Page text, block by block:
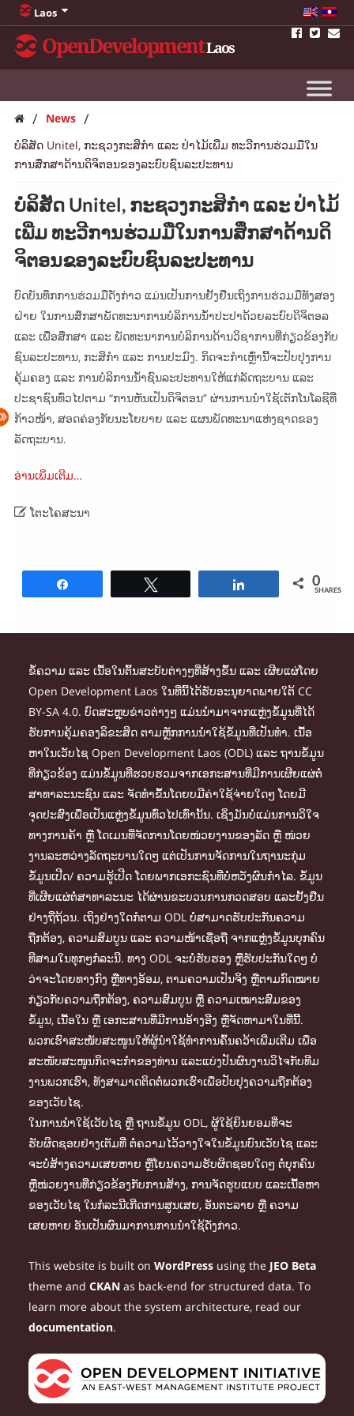
Laos
OpenDevelopmentLaos
/ News /
ບໍລິສັດ Unitel, ກະ​ຊວງ​ກະ​ສິ​ກຳ ​ແລະ​ ປ່າ​ໄມ້​ເພີ່ມ​ ທະ​ວີ​ການ​ຮ່ວມ​ມື​ໃນ​
ການ​ສຶກ​ສາ​ດ້ານ​ດິ​ຈິ​ຕອນ​ຂອງ​ລະ​ບົບ​ຊົນ​ລະ​ປະ​ທານ
ບໍລິສັດ Unitel, ກະ​ຊວງ​ກະ​ສິ​ກຳ ​ແລະ​ ປ່າ​ໄມ້​
ເພີ່ມ​ ທະ​ວີ​ການ​ຮ່ວມ​ມື​ໃນ​ການ​ສຶກ​ສາ​ດ້ານ​ດິ​
ຈິ​ຕອນ​ຂອງ​ລະ​ບົບ​ຊົນ​ລະ​ປະ​ທານ
ບົດບັນທຶກການຮ່ວມມືດັ່ງກ່າວ ແມ່ນເປັນການຢັ້ງຢືນເຖິງການຮ່ວມມືທັງສອງ
ຝ່າຍ ໃນການສຶກສາພັດທະນາການບໍລິການນໍ້າປະປາດ້ວຍລະບົບດິຈິຕອລ
ແລະ ເພື່ອສຶກສາ ແລະ ພັດທະນາການບໍລິການດ້ານວິຊາການທີ່ກ່ຽວຂ້ອງກັບ
ຊົນລະປະທານ, ກະສິກຳ ແລະ ການປະມົງ. ກິດຈະກຳເຫຼົ່ານີ້ຈະປັບປຸງການ
ຄຸ້ມຄອງ ແລະ ການບໍລິການນ້ຳຊົນລະປະທານໃຫ້ແກ່ລັດຖະບານ ແລະ
ປະຊາຊົນທົ່ວໄປຕາມ “ການຫັນເປັນດິຈິຕອນ” ຜ່ານການນຳໃຊ້ເຕັກໂນໂລຊີທີ່
ກ້າວໜ້າ, ສອດຄ່ອງກັບນະໂຍບາຍ ແລະ ແຜນພັດທະນາແຫ່ງຊາດຂອງ
ລັດຖະບານ.
ອ່ານເພິ່ມເຕີມ…
ໂຕະໂຄສະນາ
0
SHARES
ຂໍ້ຄວາມ ແລະ ເນື້ອໃນຕົ້ນສະບັບຕ່າງໆທີ່ສ້າງຂຶ້ນ ແລະ ເຜີຍແຜ່ໂດຍ
Open Development Laos ໃນທີ່ນີ້ໄດ້ຮັບອະນຸຍາດພາຍໃຕ້ CC
BY-SA 4.0. ບົດສະຫຼຸບຂ່າວຕ່າງໆ ແມ່ນນຳມາຈາກແຫຼ່ງຂໍ້ມູນທີ່ໄດ້
ຮັບການຄຸ້ມຄອງລິຂະສິດ ຕາມຫຼັກການນຳໃຊ້ຂໍ້ມູນທີ່ເປັນທຳ. ເນື້ອ
ຫາໃນເວັບໄຊ Open Development Laos (ODL) ແລະ ຖານຂໍ້ມູນ
ທີ່ກ່ຽວຂ້ອງ ແມ່ນຂໍ້ມູນທີ່ຮວບຮວມຈາກເອກະສານທີ່ມີການເຜີຍແຜ່ຕໍ່
ສາທາລະນະຊົນ ແລະ ຈັດທຳຂຶ້ນໂດຍບມີຄ່າໃຊ້ຈ່າຍໃດໆ ໂດຍມີ
ຈຸດປະສົງເພື່ອເປັນແຫຼ່ງຂໍ້ມູນທົ່ວໄປເທົ່ານັ້ນ. ເຊິ່ງມັນບໍ່ແມ່ນການວິໃຈ
ທາງການຄ້າ ຫຼື ໂດເມນທີ່ຈັດການໂດຍໜ່ວຍງານຂອງລັດ ຫຼື ໜ່ວຍ
ງານລະຫວ່າງລັດຖະບານໃດໆ ແຕ່ເປັນການຈັດການໃນຖານະກຸ່ມ
ຂໍ້ມູນເປີດ/ ຄວາມຮູ້ເປີດ ໂດຍພາກເອກະຊົນທີ່ບໍ່ຫວັງຜົນກຳໄລ. ຂໍ້ມູນ
ທີ່ເຜີຍແຜ່ຕໍ່ສາທາລະນະ ໄດ້ຜ່ານຂະບວນການກວດສອບ ແລະຢັ້ງຢືນ
ຢ່າງຖີ່ຖ້ວນ. ເຖິງຢ່າງໃດກໍຕາມ ODL ບໍ່ສາມາດຮັບປະກັນຄວາມ
ຖືກຕ້ອງ, ຄວາມສົມບູນ ແລະ ຄວາມໜ້າເຊື່ອຖື ຈາກແຫຼ່ງຂໍ້ມູນບຸກຄົນ
ທີສາມໃນທຸກໆກໍລະນີ. ທາງ ODL ຈະບໍ່ຮັບຮອງ ຫຼືຮັບປະກັນໃດໆ ບໍ່
ວ່າຈະໂດຍທາງກົງ ຫຼືທາງອ້ອມ, ຕາມຄວາມເປັນຈິງ ຫຼືຕາມກົດໝາຍ
ກ່ຽວກັບຄວາມຖືກຕ້ອງ, ຄວາມສົມບູນ ຫຼື ຄວາມເໝາະສົມຂອງ
ຂໍ້ມູນ, ເນື້ອໃນ ຫຼື ເອກະສານທີ່ມີການອ້າງອີງ ຫຼືຈັດຫາມາໃນທີ່ນີ້.
ພວກເຮົາສະໜັບສະໜູນໃຫ້ຜູ້ນຳໃຊ້ທຳການຄົ້ນຄວ້າເພີ່ມເຕີມ ເພື່ອ
ສະໜັບສະໜູນກິດຈະກຳຂອງທ່ານ ແລະແບ່ງປັນຜົນງານວິໄຈກັບທີມ
ງານພວກເຮົາ, ທັງສາມາດຕິດຕໍ່ພວກເຮົາເພື່ອປັບປຸງຄວາມຖືກຕ້ອງ
ຂອງເວັບໄຊ.
ໃນການນຳໃຊ້ເວັບໄຊ ຫຼື ຖານຂໍ້ມູນ ODL, ຜູ້ໃຊ້ຍິນຍອມທີ່ຈະ
ຮັບຜິດຊອບຢ່າງເຕັມທີ່ ຕໍ່ຄວາມໄວ້ວາງໃຈໃນຂໍ້ມູນບົນເວັບໄຊ ແລະ
ຈະບໍ່ສ້າງຄວາມເສຍຫາຍ ຫຼືໂຍນຄວາມຮັບຜິດຊອບໃດໆ ຕໍ່ບຸກຄົນ
ຫຼືໜ່ວຍງານທີ່ກ່ຽວຂ້ອງກັບການສ້າງ, ການຈັດຮູບແບບ ແລະເນື້ອຫາ
ຂອງເວັບໄຊ ໃນກໍລະນີເກີດການສູນເສຍ, ອັນຕະລາຍ ຫຼື ຄວາມ
ເສຍຫາຍ ອັນເປັນຜົນມາການການນຳໃຊ້ດັ່ງກ່າວ.
This website is built onWordPress using the JEO Beta
theme andCKAN as back-end for structured data. To
learn more about the system architecture, read our
documentation.